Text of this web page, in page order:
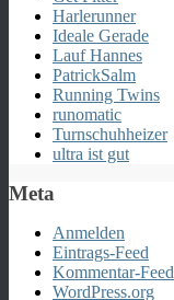
Harlerunner
Ideale Gerade
Lauf Hannes
PatrickSalm
Running Twins
runomatic
Turnschuhheizer
ultra ist gut
Meta
Anmelden
Eintrags-Feed
Kommentar-Feed
WordPress.org